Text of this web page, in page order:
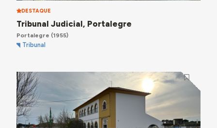
DESTAQUE
Tribunal Judicial, Portalegre
Portalegre (1955)
Tribunal